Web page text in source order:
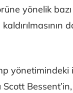
yönelik
kaldırılmasının
yönetimindeki